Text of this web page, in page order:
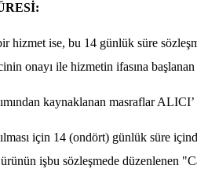
bir hizmet ise, bu 14 günlük süre
onayı ile hizmetin ifasına
kaynaklanan masraflar
için 14 (ondört) günlük süre
işbu sözleşmede düzenlenen